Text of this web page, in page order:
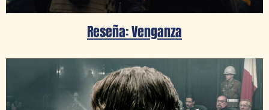
Reseña: Venganza